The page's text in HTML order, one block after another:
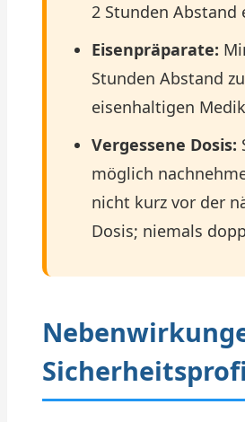
2 Stunden Abstand
Eisenpräparate:
Stunden Abstand zu
eisenhaltigen
Vergessene Dosis:
möglich
nicht kurz vor der
Dosis; niemals